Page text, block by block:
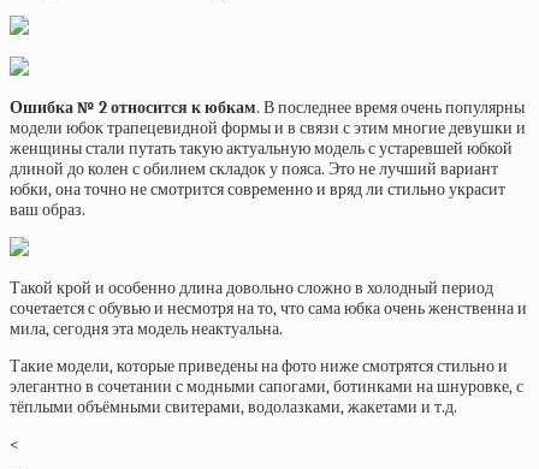
Ошибка № 2 относится к юбкам. В последнее время очень популярны
модели юбок трапецевидной формы и в связи с этим многие девушки и
женщины стали путать такую актуальную модель с устаревшей юбкой
длиной до колен с обилием складок у пояса. Это не лучший вариант
юбки, она точно не смотрится современно и вряд ли стильно украсит
ваш образ.
Такой крой и особенно длина довольно сложно в холодный период
сочетается с обувью и несмотря на то, что сама юбка очень женственна и
мила, сегодня эта модель неактуальна.
Такие модели, которые приведены на фото ниже смотрятся стильно и
элегантно в сочетании с модными сапогами, ботинками на шнуровке, с
тёплыми объёмными свитерами, водолазками, жакетами и т.д.
<